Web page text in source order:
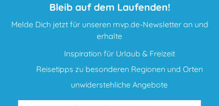
Bleib auf dem Laufenden!
Melde Dich jetzt für unseren mvp.de-Newsletter an und
erhalte
Inspiration für Urlaub & Freizeit
Reisetipps zu besonderen Regionen und Orten
unwiderstehliche Angebote